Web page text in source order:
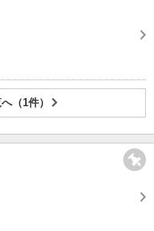
（1件）